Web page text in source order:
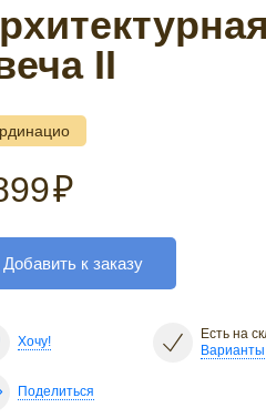
II
₽
Добавить к заказу
Хочу!
Есть на
Варианты
Поделиться